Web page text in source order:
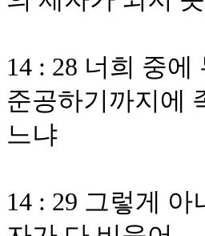
14 : 28 너희 중
준공하기까지에
느냐
14 : 29 그렇게